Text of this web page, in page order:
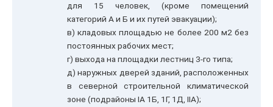
для 15 человек, (кроме помещений
категорий А и Б и их путей эвакуации);
в) кладовых площадью не более 200 м2 без
постоянных рабочих мест;
г) выхода на площадки лестниц 3-го типа;
д) наружных дверей зданий, расположенных
в северной строительной климатической
зоне (подрайоны IA 1Б, 1Г, 1Д, IIA);